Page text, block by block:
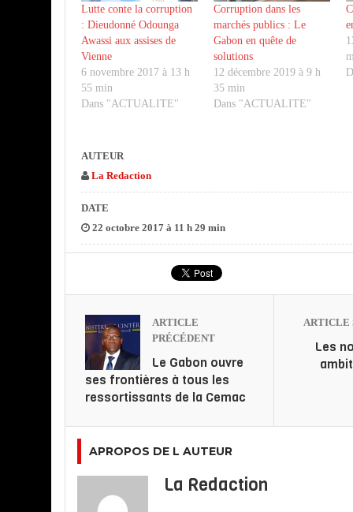
Lutte conte la corruption
: Dieudonné Odounga
Awassi aux assises de
Vienne
6 novembre 2017 à 13 h
55 min
Dans "ACTUALITE"
Corruption dans les
marchés publics : Le
Gabon en quête de
solutions
12 décembre 2019 à 9 h
35 min
Dans "ACTUALITE"
AUTEUR
La Redaction
DATE
22 octobre 2017 à 11 h 29 min
ARTICLE
PRÉCÉDENT
Le Gabon ouvre
ses frontières à tous les
ressortissants de la Cemac
ARTICLE
Les
APROPOS DE L AUTEUR
La Redaction